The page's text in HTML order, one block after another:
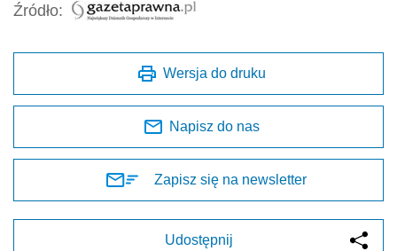
Źródło:
Wersja do druku
Napisz do nas
Zapisz się na newsletter
Udostępnij